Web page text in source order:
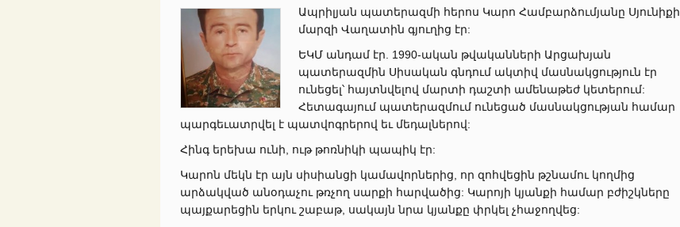
Ապրիլյան պատերազմի հերոս Կարո Համբարձումյանը Սյունիքի
մարզի Վաղատին գյուղից էր:
ԵԿՄ անդամ էր. 1990-ական թվականների Արցախյան
պատերազմին Սիսական գնդում ակտիվ մասնակցություն էր
ունեցել՝ հայտնվելով մարտի դաշտի ամենաթեժ կետերում:
Հետագայում պատերազմում ունեցած մասնակցության համար
պարգեւատրվել է պատվոգրերով եւ մեդալներով:
Հինգ երեխա ունի, ութ թոռնիկի պապիկ էր:
Կարոն մեկն էր այն սիսիանցի կամավորներից, որ զոհվեցին թշնամու կողմից
արձակված անօդաչու թռչող սարքի հարվածից: Կարոյի կյանքի համար բժիշկները
պայքարեցին երկու շաբաթ, սակայն նրա կյանքը փրկել չհաջողվեց: